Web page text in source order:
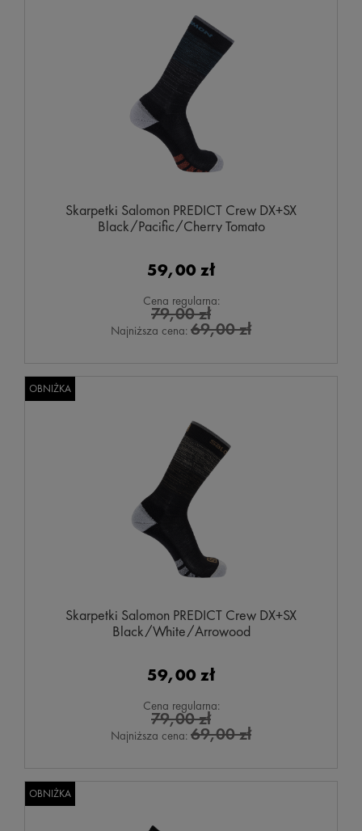
Skarpetki Salomon PREDICT Crew DX+SX
Black/Pacific/Cherry Tomato
59,00 zł
Cena regularna:
79,00 zł
Najniższa cena: 69,00 zł
Skarpetki Salomon PREDICT Crew DX+SX
Black/White/Arrowood
59,00 zł
Cena regularna:
79,00 zł
Najniższa cena: 69,00 zł
OBNIŻKA
OBNIŻKA